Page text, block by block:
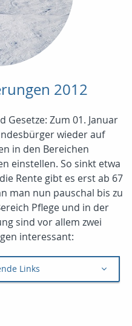
2012
Gesetze: Zum 01. Januar
wieder auf
in den Bereichen
einstellen. So sinkt etwa
Rente gibt es erst ab 67
man nun pauschal bis zu
Pflege und in der
sind vor allem zwei
interessant:
Links